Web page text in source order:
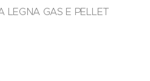
LEGNA GAS E PELLET